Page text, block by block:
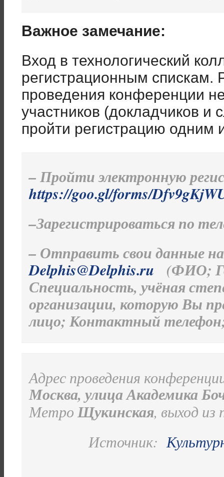
Важное замечание:
Вход в технологический
регистрационным спискам.
проведения конференции
участников (докладчиков и
пройти регистрацию одним
– Пройти электронную
https://goo.gl/forms/
–Зарегистрироваться по
– Отправить свои данные
Delphis@Delphis.ru (ФИО;
Специальность, учёная
организации, которую Вы
лицо; Контактный
Адрес проведения
Москва, улица Академика
Метро Щукинская, выход из
Источник: